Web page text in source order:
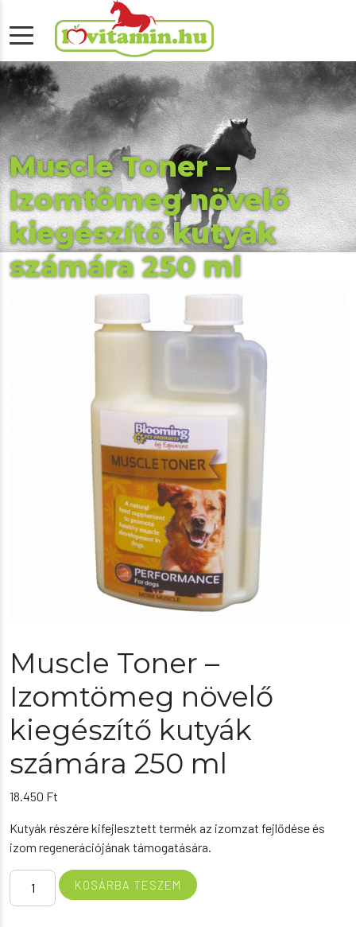
Muscle Toner –
Izomtömeg növelő
kiegészítő kutyák
számára 250 ml
Muscle Toner –
Izomtömeg növelő
kiegészítő kutyák
számára 250 ml
18.450 Ft
Kutyák részére kifejlesztett termék az izomzat fejlődése és
izom regenerációjának támogatására.
Muscle
Toner
KOSÁRBA TESZEM